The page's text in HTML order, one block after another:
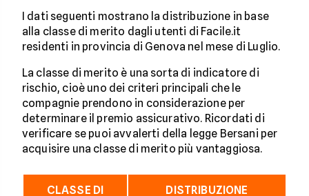
I dati seguenti mostrano la distribuzione in base
alla classe di merito dagli utenti di Facile.it
residenti in provincia di Genova nel mese di Luglio.
La classe di merito è una sorta di indicatore di
rischio, cioè uno dei criteri principali che le
compagnie prendono in considerazione per
determinare il premio assicurativo. Ricordati di
verificare se puoi avvalerti della legge Bersani per
acquisire una classe di merito più vantaggiosa.
CLASSE DI
DISTRIBUZIONE